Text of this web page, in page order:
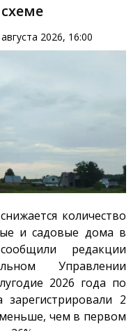
2026, 16:00
количество
и садовые дома в
редакции
Управлении
2026 года по
2
чем в первом